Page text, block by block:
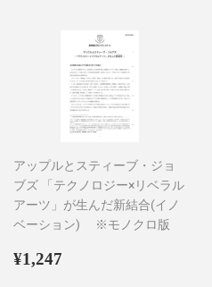
アップルとスティーブ・ジョ
ブズ 「テクノロジー×リベラル
アーツ」が生んだ新結合(イノ
ベーション) ※モノクロ版
通
¥1,247